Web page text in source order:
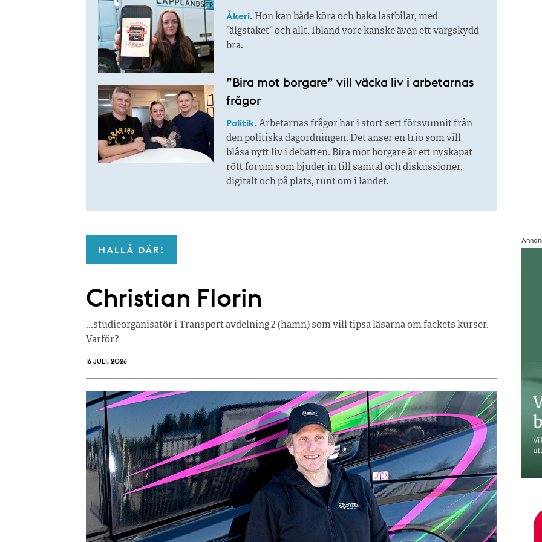
Åkeri.Hon kan både köra och baka lastbilar, med
”älgstaket” och allt. Ibland vore kanske även ett vargskydd
bra.
”Bira mot borgare” vill väcka liv i arbetarnas
frågor
Politik.Arbetarnas frågor har i stort sett försvunnit från
den politiska dagordningen. Det anser en trio som vill
blåsa nytt liv i debatten. Bira mot borgare är ett nyskapat
rött forum som bjuder in till samtal och diskussioner,
digitalt och på plats, runt om i landet.
HALLÅ DÄR!
Christian Florin
…studieorganisatör i Transport avdelning 2 (hamn) som vill tipsa läsarna om fackets kurser.
Varför?
16 JULI, 2026